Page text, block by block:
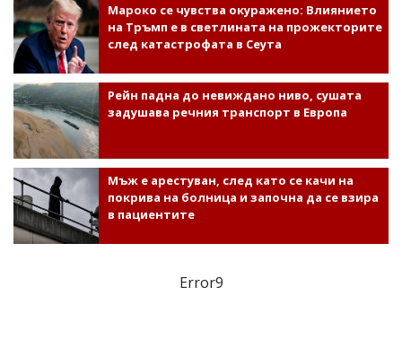
Мароко се чувства окуражено: Влиянието
на Тръмп е в светлината на прожекторите
след катастрофата в Сеута
Рейн падна до невиждано ниво, сушата
задушава речния транспорт в Европа
Мъж е арестуван, след като се качи на
покрива на болница и започна да се взира
в пациентите
Error9